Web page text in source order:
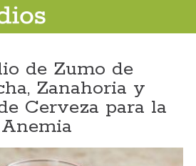
de Zumo de
Zanahoria y
Cerveza para la
Anemia